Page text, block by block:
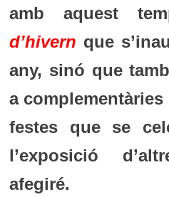
amb aquest
d’hivern que
any, sinó que
a
festes que se
l’exposició
afegiré.